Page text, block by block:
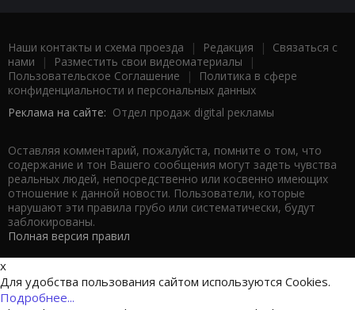
Наши контакты и схема проезда | Редакция | Связаться с
нами | Разместить свои видеоматериалы |
Пользовательское Соглашение |
Политика в сфере
конфиденциальности и персональных данных
Реклама на сайте: Отдел продаж digital рекламы
Оставляя комментарий, пожалуйста, помните о том, что
содержание и тон Вашего сообщения могут задеть чувства
реальных людей, непосредственно или косвенно имеющих
отношение к данной новости. Пользователи, которые
нарушают эти правила грубо или систематически, будут
заблокированы.
Полная версия правил
x
Для удобства пользования сайтом используются Cookies.
Подробнее...